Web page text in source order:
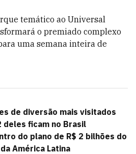
temático ao Universal
o premiado complexo
uma semana inteira de
de diversão mais visitados
deles ficam no Brasil
do plano de R$ 2 bilhões do
América Latina